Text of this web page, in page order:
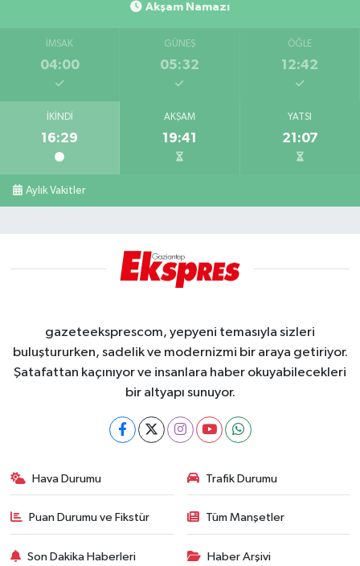
Akşam Namazı
İMSAK
04:00
GÜNEŞ
05:32
ÖĞLE
12:42
İKINDI
16:29
AKŞAM
19:41
YATSI
21:07
Aylık Vakitler
gazeteeksprescom, yepyeni temasıyla sizleri
buluştururken, sadelik ve modernizmi bir araya getiriyor.
Şatafattan kaçınıyor ve insanlara haber okuyabilecekleri
bir altyapı sunuyor.
Hava Durumu Trafik Durumu
Puan Durumu ve Fikstür Tüm Manşetler
Son Dakika Haberleri Haber Arşivi